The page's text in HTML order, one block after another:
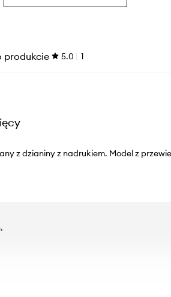
produkcie 5.0 1
z dzianiny z nadrukiem. Model z